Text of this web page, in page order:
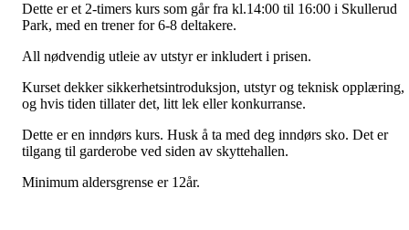
Dette er et 2-timers kurs som går fra kl.14:00 til 16:00 i Skullerud
Park, med en trener for 6-8 deltakere.
All nødvendig utleie av utstyr er inkludert i prisen.
Kurset dekker sikkerhetsintroduksjon, utstyr og teknisk opplæring,
og hvis tiden tillater det, litt lek eller konkurranse.
Dette er en inndørs kurs. Husk å ta med deg inndørs sko. Det er
tilgang til garderobe ved siden av skyttehallen.
Minimum aldersgrense er 12år.